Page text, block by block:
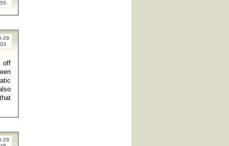
29
29